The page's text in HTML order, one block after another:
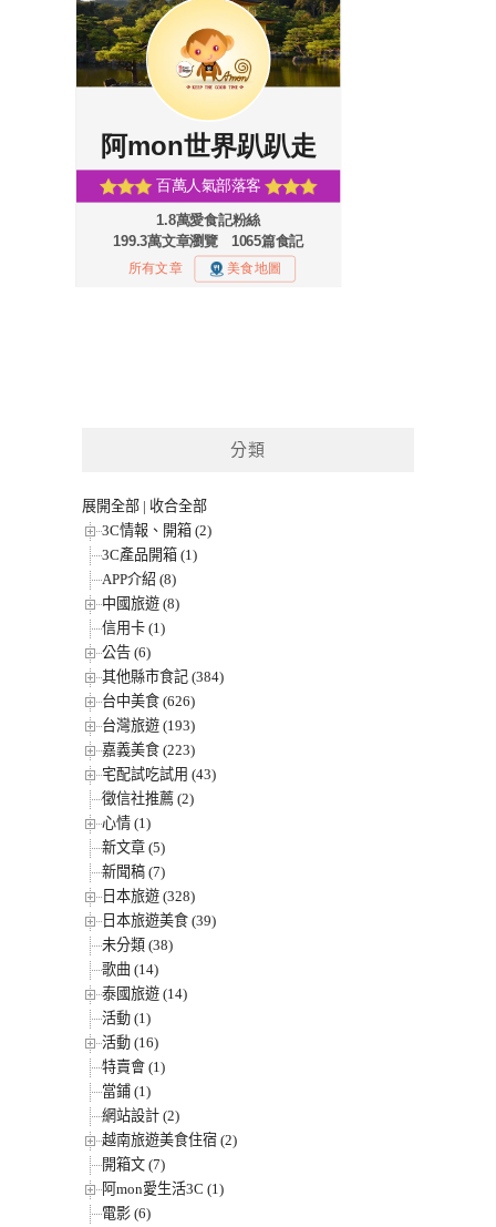
分類
展開全部 | 收合全部
3C情報、開箱 (2)
3C產品開箱 (1)
APP介紹 (8)
中國旅遊 (8)
信用卡 (1)
公告 (6)
其他縣市食記 (384)
台中美食 (626)
台灣旅遊 (193)
嘉義美食 (223)
宅配試吃試用 (43)
徵信社推薦 (2)
心情 (1)
新文章 (5)
新聞稿 (7)
日本旅遊 (328)
日本旅遊美食 (39)
未分類 (38)
歌曲 (14)
泰國旅遊 (14)
活動 (1)
活動 (16)
特賣會 (1)
當鋪 (1)
網站設計 (2)
越南旅遊美食住宿 (2)
開箱文 (7)
阿mon愛生活3C (1)
電影 (6)